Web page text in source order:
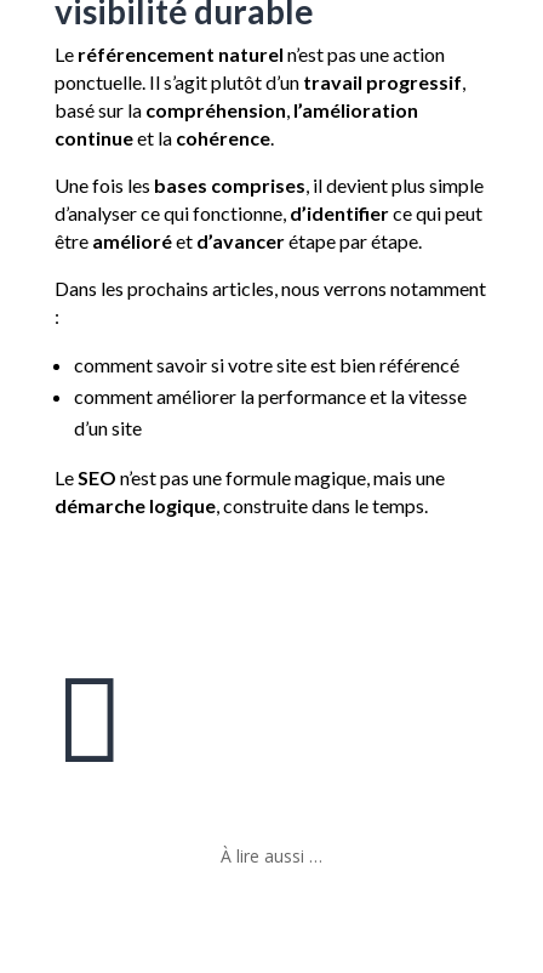
visibilité durable
Le référencement naturel n’est pas une action
ponctuelle. Il s’agit plutôt d’un travail progressif,
basé sur la compréhension, l’amélioration
continueet la cohérence.
Une fois les bases comprises, il devient plus simple
d’analyser ce qui fonctionne, d’identifierce qui peut
être amélioréet d’avancerétape par étape.
Dans les prochains articles, nous verrons notamment
:
comment savoir si votre site est bien référencé
comment améliorer la performance et la vitesse
d’un site
LeSEO n’est pas une formule magique, mais une
démarche logique, construite dans le temps.

À lire aussi …